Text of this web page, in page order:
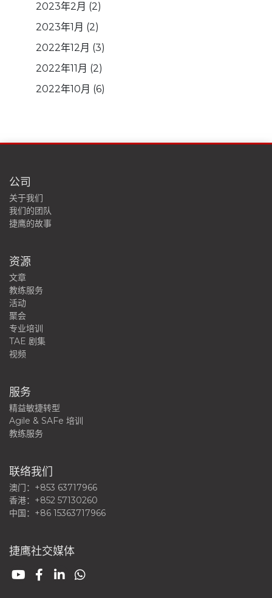
2023年2月 (2)
2023年1月 (2)
2022年12月 (3)
2022年11月 (2)
2022年10月 (6)
公司
关于我们
我们的团队
捷鹰的故事
资源
文章
教练服务
活动
聚会
专业培训
TAE 剧集
视频
服务
精益敏捷转型
Agile & SAFe 培训
教练服务
联络我们
澳门：+853 63717966
香港：+852 57130260
中国：+86 15363717966
捷鹰社交媒体